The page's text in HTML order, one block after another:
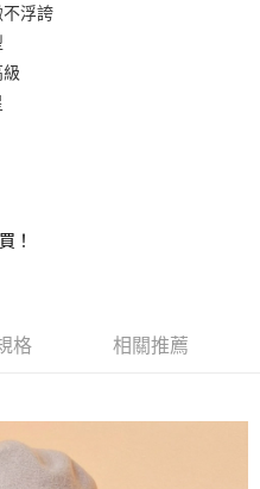
台北富邦商業銀行
台中商業銀行
彰化商業銀行
兆豐國際商業銀行
款」的支付方式。 讓您購物簡單
浮誇
！
格 相關推薦